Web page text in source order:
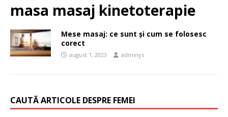
masa masaj kinetoterapie
Mese masaj: ce sunt și cum se folosesc
corect
august 1, 2023 adminys
CAUTĂ ARTICOLE DESPRE FEMEI